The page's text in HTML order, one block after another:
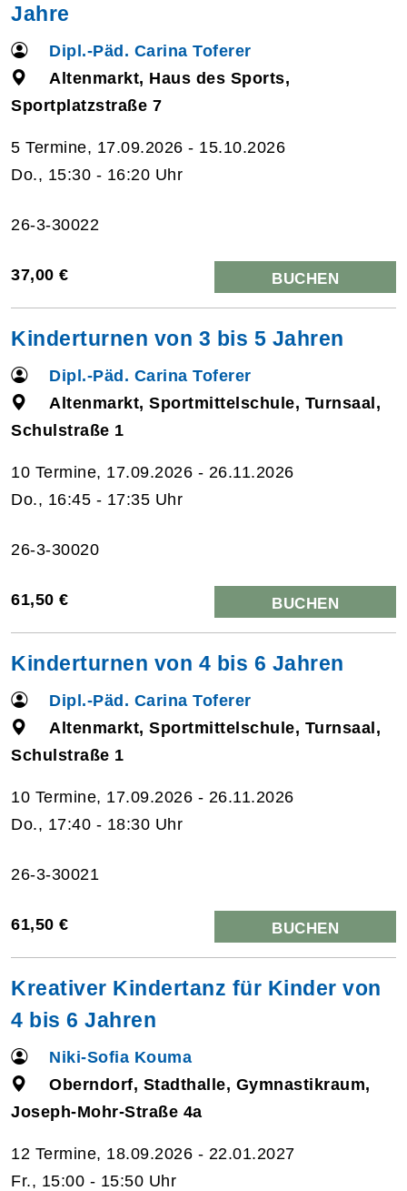
Jahre
Dipl.-Päd. Carina Toferer
Altenmarkt, Haus des Sports,
Sportplatzstraße 7
5 Termine, 17.09.2026 - 15.10.2026
Do., 15:30 - 16:20 Uhr
26-3-30022
37,00 € BUCHEN
Kinderturnen von 3 bis 5 Jahren
Dipl.-Päd. Carina Toferer
Altenmarkt, Sportmittelschule, Turnsaal,
Schulstraße 1
10 Termine, 17.09.2026 - 26.11.2026
Do., 16:45 - 17:35 Uhr
26-3-30020
61,50 € BUCHEN
Kinderturnen von 4 bis 6 Jahren
Dipl.-Päd. Carina Toferer
Altenmarkt, Sportmittelschule, Turnsaal,
Schulstraße 1
10 Termine, 17.09.2026 - 26.11.2026
Do., 17:40 - 18:30 Uhr
26-3-30021
61,50 € BUCHEN
Kreativer Kindertanz für Kinder von
4 bis 6 Jahren
Niki-Sofia Kouma
Oberndorf, Stadthalle, Gymnastikraum,
Joseph-Mohr-Straße 4a
12 Termine, 18.09.2026 - 22.01.2027
Fr., 15:00 - 15:50 Uhr